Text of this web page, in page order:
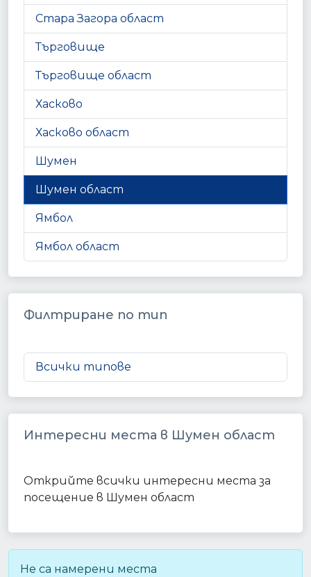
Стара Загора област
Търговище
Търговище област
Хасково
Хасково област
Шумен
Шумен област
Ямбол
Ямбол област
Филтриране по тип
Всички типове
Интересни места в Шумен област
Открийте всички интересни места за
посещение в Шумен област
Не са намерени места